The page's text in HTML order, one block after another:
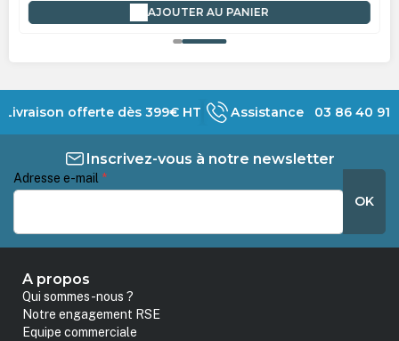
AJOUTER AU PANIER
Livraison offerte dès 399€ HT Assistance 03 86 40 91
Inscrivez-vous à notre newsletter
Adresse e-mail *
OK
A propos
Qui sommes-nous ?
Notre engagement RSE
Equipe commerciale